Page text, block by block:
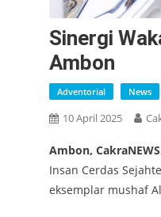
Sinergi
Ambon
Adventorial News
10 April 2025
Ambon,
Insan Cerdas
eksemplar mushaf